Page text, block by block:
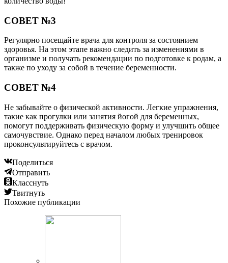
СОВЕТ №3
Регулярно посещайте врача для контроля за состоянием
здоровья. На этом этапе важно следить за изменениями в
организме и получать рекомендации по подготовке к родам, а
также по уходу за собой в течение беременности.
СОВЕТ №4
Не забывайте о физической активности. Легкие упражнения,
такие как прогулки или занятия йогой для беременных,
помогут поддерживать физическую форму и улучшить общее
самочувствие. Однако перед началом любых тренировок
проконсультируйтесь с врачом.
Поделиться
Отправить
Класснуть
Твитнуть
Похожие публикации